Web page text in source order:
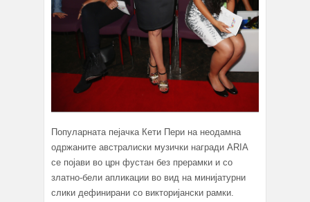
Популарната пејачка Кети Пери на неодамна
одржаните австралиски музички награди ARIA
се појави во црн фустан без прерамки и со
златно-бели апликации во вид на минијатурни
слики дефинирани со викторијански рамки.